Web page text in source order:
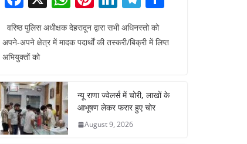
a
c
e
o
o
k
h
at
p
p
er
n
k
n
el
e
m
ar
वरिष्ठ पुलिस अधीक्षक देहरादून द्वारा सभी अधिनस्तो को
अपने-अपने क्षेत्र में मादक पदार्थों की तस्करी/बिक्री में लिप्त
अभियुक्तों को
न्यू राणा ज्वेलर्स में चोरी, लाखों के
आभूषण लेकर फरार हुए चोर
August 9, 2026